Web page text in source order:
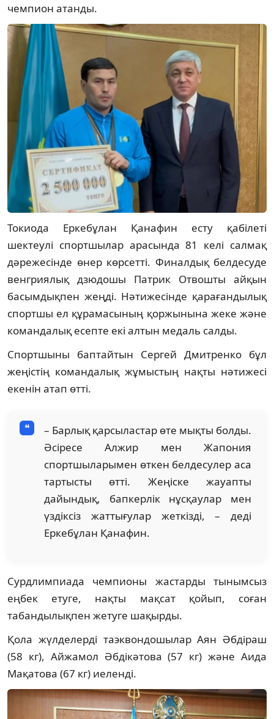
чемпион атанды.
Токиода Еркебұлан Қанафин есту қабілеті
шектеулі спортшылар арасында 81 келі салмақ
дәрежесінде өнер көрсетті. Финалдық белдесуде
венгриялық дзюдошы Патрик Отвошты айқын
басымдықпен жеңді. Нәтижесінде қарағандылық
спортшы ел құрамасының қоржынына жеке және
командалық есепте екі алтын медаль салды.
Спортшыны баптайтын Сергей Дмитренко бұл
жеңістің командалық жұмыстың нақты нәтижесі
екенін атап өтті.
– Барлық қарсыластар өте мықты болды.
Әсіресе Алжир мен Жапония
спортшыларымен өткен белдесулер аса
тартысты өтті. Жеңіске жауапты
дайындық, бапкерлік нұсқаулар мен
үздіксіз жаттығулар жеткізді, – деді
Еркебұлан Қанафин.
Сурдлимпиада чемпионы жастарды тынымсыз
еңбек етуге, нақты мақсат қойып, соған
табандылықпен жетуге шақырды.
Қола жүлделерді таэквондошылар Аян Әбдіраш
(58 кг), Айжамол Әбдікәтова (57 кг) және Аида
Мақатова (67 кг) иеленді.